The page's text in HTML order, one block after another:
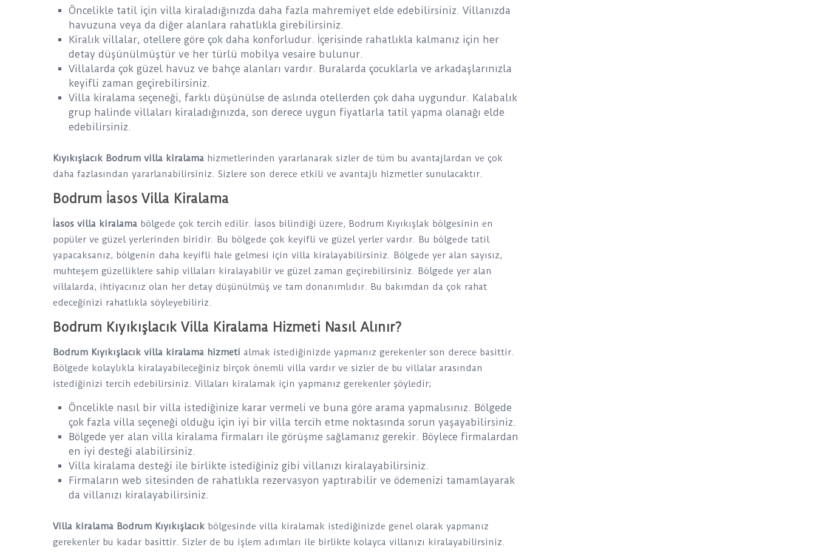
Öncelikle tatil için villa kiraladığınızda daha fazla mahremiyet elde edebilirsiniz. Villanızda
havuzuna veya da diğer alanlara rahatlıkla girebilirsiniz.
Kiralık villalar, otellere göre çok daha konforludur. İçerisinde rahatlıkla kalmanız için her
detay düşünülmüştür ve her türlü mobilya vesaire bulunur.
Villalarda çok güzel havuz ve bahçe alanları vardır. Buralarda çocuklarla ve arkadaşlarınızla
keyifli zaman geçirebilirsiniz.
Villa kiralama seçeneği, farklı düşünülse de aslında otellerden çok daha uygundur. Kalabalık
grup halinde villaları kiraladığınızda, son derece uygun fiyatlarla tatil yapma olanağı elde
edebilirsiniz.
Kıyıkışlacık Bodrum villa kiralama hizmetlerinden yararlanarak sizler de tüm bu avantajlardan ve çok
daha fazlasından yararlanabilirsiniz. Sizlere son derece etkili ve avantajlı hizmetler sunulacaktır.
Bodrum İasos Villa Kiralama
İasos villa kiralama bölgede çok tercih edilir. İasos bilindiği üzere, Bodrum Kıyıkışlak bölgesinin en
popüler ve güzel yerlerinden biridir. Bu bölgede çok keyifli ve güzel yerler vardır. Bu bölgede tatil
yapacaksanız, bölgenin daha keyifli hale gelmesi için villa kiralayabilirsiniz. Bölgede yer alan sayısız,
muhteşem güzelliklere sahip villaları kiralayabilir ve güzel zaman geçirebilirsiniz. Bölgede yer alan
villalarda, ihtiyacınız olan her detay düşünülmüş ve tam donanımlıdır. Bu bakımdan da çok rahat
edeceğinizi rahatlıkla söyleyebiliriz.
Bodrum Kıyıkışlacık Villa Kiralama Hizmeti Nasıl Alınır?
Bodrum Kıyıkışlacık villa kiralama hizmeti almak istediğinizde yapmanız gerekenler son derece basittir.
Bölgede kolaylıkla kiralayabileceğiniz birçok önemli villa vardır ve sizler de bu villalar arasından
istediğinizi tercih edebilirsiniz. Villaları kiralamak için yapmanız gerekenler şöyledir;
Öncelikle nasıl bir villa istediğinize karar vermeli ve buna göre arama yapmalısınız. Bölgede
çok fazla villa seçeneği olduğu için iyi bir villa tercih etme noktasında sorun yaşayabilirsiniz.
Bölgede yer alan villa kiralama firmaları ile görüşme sağlamanız gerekir. Böylece firmalardan
en iyi desteği alabilirsiniz.
Villa kiralama desteği ile birlikte istediğiniz gibi villanızı kiralayabilirsiniz.
Firmaların web sitesinden de rahatlıkla rezervasyon yaptırabilir ve ödemenizi tamamlayarak
da villanızı kiralayabilirsiniz.
Villa kiralama Bodrum Kıyıkışlacık bölgesinde villa kiralamak istediğinizde genel olarak yapmanız
gerekenler bu kadar basittir. Sizler de bu işlem adımları ile birlikte kolayca villanızı kiralayabilirsiniz.